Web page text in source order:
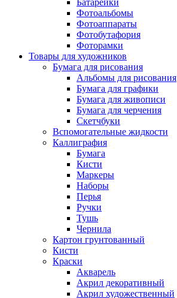
Батарейки
Фотоальбомы
Фотоаппараты
Фотобутафория
Фоторамки
Товары для художников
Бумага для рисования
Альбомы для рисования
Бумага для графики
Бумага для живописи
Бумага для черчения
Скетчбуки
Вспомогательные жидкости
Каллиграфия
Бумага
Кисти
Маркеры
Наборы
Перья
Ручки
Тушь
Чернила
Картон грунтованный
Кисти
Краски
Акварель
Акрил декоративный
Акрил художественный